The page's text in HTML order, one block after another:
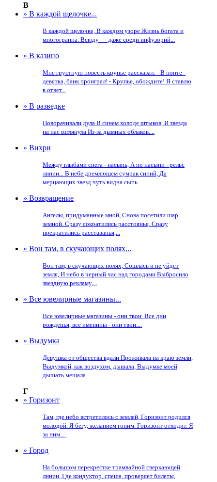
В
» В каждой щелочке...
В каждой щелочке, В каждом узоре Жизнь богата и
многогранна. Всюду — даже среди инфузорий...
» В казино
Мне грустную повесть крупье рассказал: - В понте -
девятка, банк проиграл! - Крупье, обождите! Я ставлю
в ответ...
» В разведке
Поворачивали дула В синем холоде штыков, И звезда
на нас взглянула Из-за дымных облаков....
» Вихри
Между глыбами снега - насыпь, А по насыпи - рельс
линии... В небе дремлющем сумрак синий, Да
мерцающих звезд чуть видна сыпь....
» Возвращение
Ангелы, придуманные мной, Снова посетили шар
земной. Сразу сократились расстоянья, Сразу
прекратились расставанья,...
» Вон там, в скучающих полях...
Вон там, в скучающих полях, Сошлась и не уйдет
земля, И небо в черный час над городами Выбросило
звездную рекламу,...
» Все ювелирные магазины...
Все ювелирные магазины - они твои. Все дни
рожденья, все именины - они твои....
» Выдумка
Девушка от общества вдали Проживала на краю земли,
Выдумкой, как воздухом, дышала, Выдумке моей
дышать мешала....
Г
» Горизонт
Там, где небо встретилось с землей, Горизонт родился
молодой. Я бегу, желанием гоним. Горизонт отходит. Я
за ним....
» Город
На большом перекрестке трамвайной сверкающей
линии, Где кондуктор, спеша, проверяет билеты,